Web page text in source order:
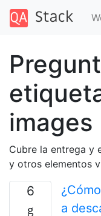
images
Cubre la entrega y
y otros elementos
6
a